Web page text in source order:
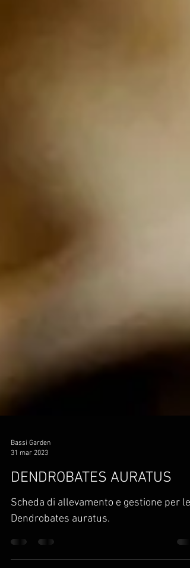
Bassi Garden
DENDROBATES AURATUS
Scheda di allevamento e gestione per le
Dendrobates auratus.